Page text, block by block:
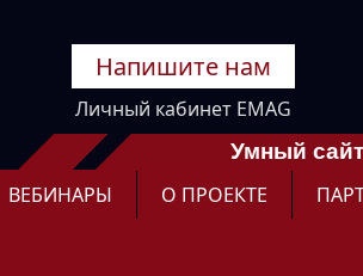
Напишите нам
Личный кабинет EMAG
Умный
ВЕБИНАРЫ О ПРОЕКТЕ